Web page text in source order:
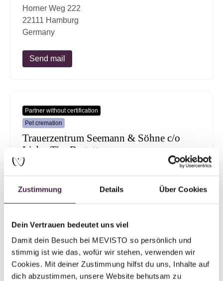
Zustimmung Details Über Cookies
Dein Vertrauen bedeutet uns viel
Damit dein Besuch bei MEVISTO so persönlich und
stimmig ist wie das, wofür wir stehen, verwenden wir
Cookies. Mit deiner Zustimmung hilfst du uns, Inhalte auf
dich abzustimmen, unsere Website behutsam zu
Horner Weg 222
22111 Hamburg
Germany
Send mail
Partner without certification
Pet cremation
Trauerzentrum Seemann & Söhne c/o
LiebesTier Bestattungen
Germany
Mevisto partner